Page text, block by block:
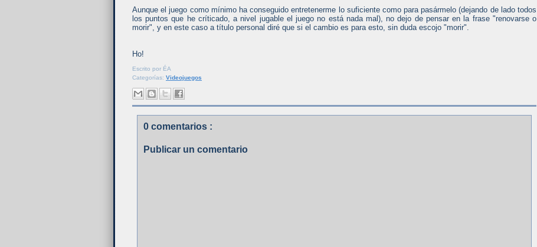
Aunque el juego como mínimo ha conseguido entretenerme lo suficiente como para pasármelo (dejando de lado todos
los puntos que he críticado, a nivel jugable el juego no está nada mal), no dejo de pensar en la frase "renovarse o
morir", y en este caso a título personal diré que si el cambio es para esto, sin duda escojo "morir".
Ho!
Escrito por ÉA
Categorías: Videojuegos
0 comentarios :
Publicar un comentario